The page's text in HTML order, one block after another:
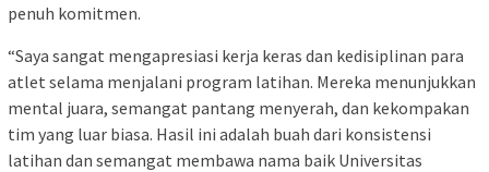
penuh komitmen.
“Saya sangat mengapresiasi kerja keras dan kedisiplinan para
atlet selama menjalani program latihan. Mereka menunjukkan
mental juara, semangat pantang menyerah, dan kekompakan
tim yang luar biasa. Hasil ini adalah buah dari konsistensi
latihan dan semangat membawa nama baik Universitas